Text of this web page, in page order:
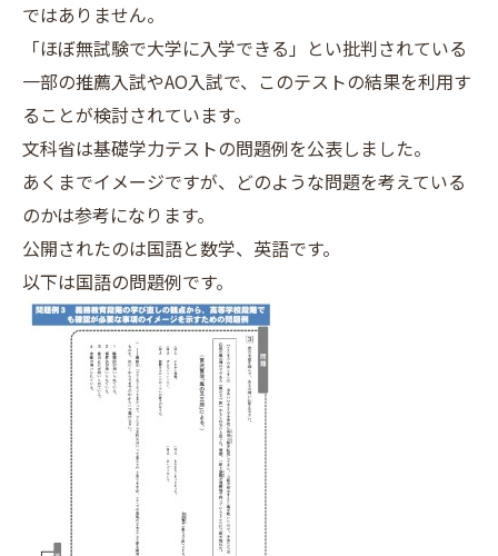
ではありません。
「ほぼ無試験で大学に入学できる」とい批判されている
一部の推薦入試やAO入試で、このテストの結果を利用す
ることが検討されています。
文科省は基礎学力テストの問題例を公表しました。
あくまでイメージですが、どのような問題を考えている
のかは参考になります。
公開されたのは国語と数学、英語です。
以下は国語の問題例です。